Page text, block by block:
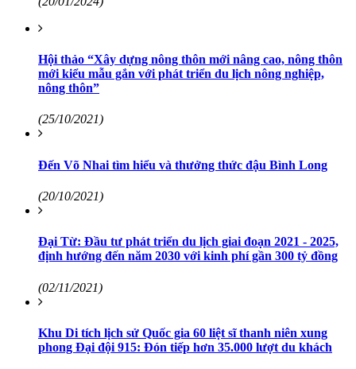
Hội thảo “Xây dựng nông thôn mới nâng cao, nông thôn
mới kiểu mẫu gắn với phát triển du lịch nông nghiệp,
nông thôn”
(25/10/2021)
Đến Võ Nhai tìm hiểu và thưởng thức đậu Bình Long
(20/10/2021)
Đại Từ: Đầu tư phát triển du lịch giai đoạn 2021 - 2025,
định hướng đến năm 2030 với kinh phí gần 300 tỷ đồng
(02/11/2021)
Khu Di tích lịch sử Quốc gia 60 liệt sĩ thanh niên xung
phong Đại đội 915: Đón tiếp hơn 35.000 lượt du khách